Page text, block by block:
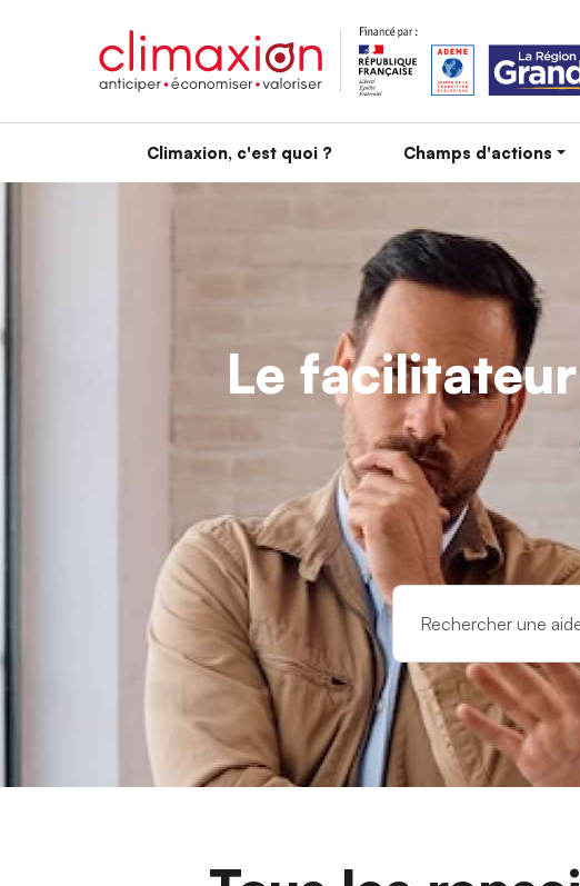
Climaxion, c'est quoi ? Champs d'actions
Le